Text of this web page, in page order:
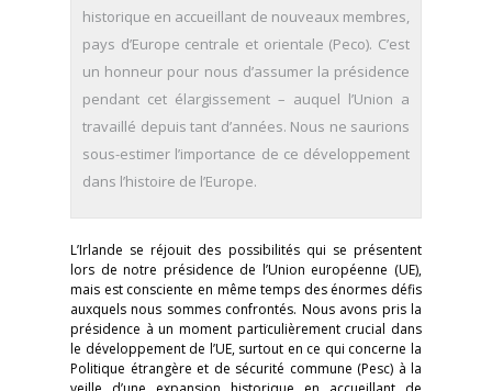
historique en accueillant de nouveaux membres,
pays d’Europe centrale et orientale (Peco). C’est
un honneur pour nous d’assumer la présidence
pendant cet élargissement – auquel l’Union a
travaillé depuis tant d’années. Nous ne saurions
sous-estimer l’importance de ce développement
dans l’histoire de l’Europe.
L’Irlande se réjouit des possibilités qui se présentent
lors de notre présidence de l’Union européenne (UE),
mais est consciente en même temps des énormes défis
auxquels nous sommes confrontés. Nous avons pris la
présidence à un moment particulièrement crucial dans
le développement de l’UE, surtout en ce qui concerne la
Politique étrangère et de sécurité commune (Pesc) à la